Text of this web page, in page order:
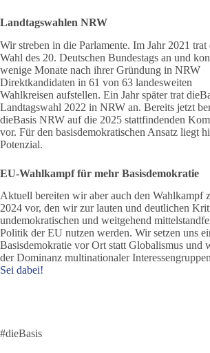
Landtagswahlen NRW
Wir streben in die Parlamente. Im Jahr 2021 trat
Wahl des 20. Deutschen Bundestags an und
wenige Monate nach ihrer Gründung in NRW
Direktkandidaten in 61 von 63 landesweiten
Wahlkreisen aufstellen. Ein Jahr später trat
Landtagswahl 2022 in NRW an. Bereits jetzt
dieBasis NRW auf die 2025 stattfindenden
vor. Für den basisdemokratischen Ansatz liegt
Potenzial.
EU-Wahlkampf für mehr Basisdemokratie
Aktuell bereiten wir aber auch den Wahlkampf
2024 vor, den wir zur lauten und deutlichen
undemokratischen und weitgehend
Politik der EU nutzen werden. Wir setzen uns
Basisdemokratie vor Ort statt Globalismus und
der Dominanz multinationaler
Sei dabei!
#dieBasis